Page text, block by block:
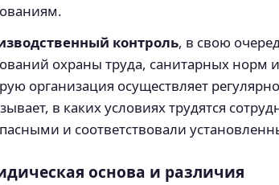
контроль, в свою
охраны труда, санитарных норм
организация осуществляет
в каких условиях трудятся
и соответствовали
основа и различия